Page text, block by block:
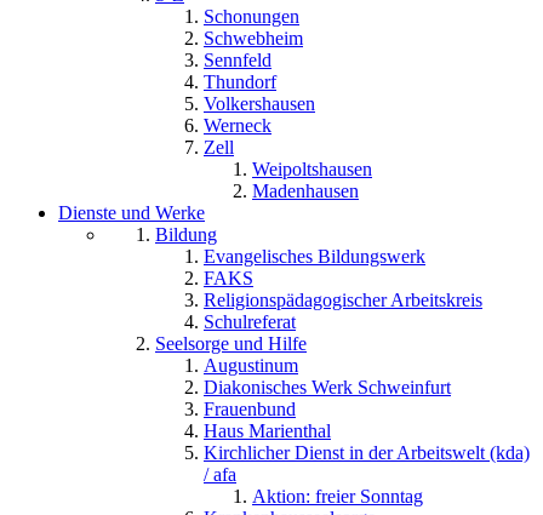
Schonungen
Schwebheim
Sennfeld
Thundorf
Volkershausen
Werneck
Zell
Weipoltshausen
Madenhausen
Dienste und Werke
Bildung
Evangelisches Bildungswerk
FAKS
Religionspädagogischer Arbeitskreis
Schulreferat
Seelsorge und Hilfe
Augustinum
Diakonisches Werk Schweinfurt
Frauenbund
Haus Marienthal
Kirchlicher Dienst in der Arbeitswelt (kda)
/ afa
Aktion: freier Sonntag